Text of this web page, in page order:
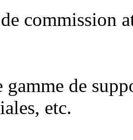
commission
gamme de
etc.